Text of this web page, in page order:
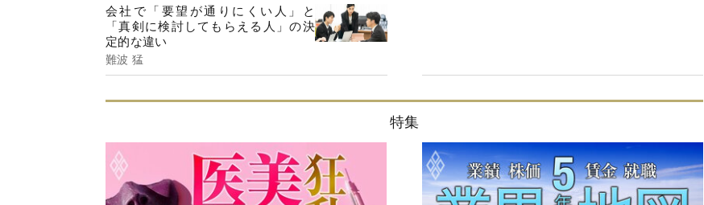
会社で「要望が通りにくい人」と
「真剣に検討してもらえる人」の決
定的な違い
難波 猛
特集